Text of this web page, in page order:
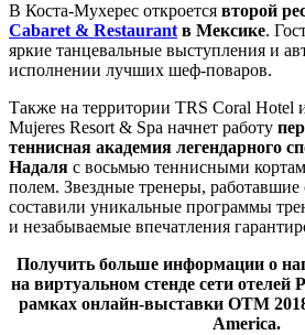
В Коста-Мухерес откроется второй
Cabaret & Restaurant в Мексике.
яркие танцевальные выступления и
исполнении лучших шеф-поваров.
Также на территории TRS Coral Hotel
Mujeres Resort & Spa начнет работу
теннисная академия легендарного
Надаля с восьмью теннисными
полем. Звездные тренеры,
составили уникальные программы
и незабываемые впечатления
Получить больше информации о
на виртуальном стенде сети отелей
рамках онлайн-выставки OTM
America.